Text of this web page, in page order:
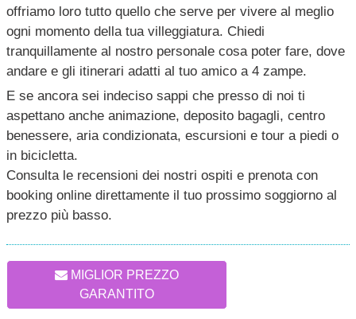
offriamo loro tutto quello che serve per vivere al meglio
ogni momento della tua villeggiatura. Chiedi
tranquillamente al nostro personale cosa poter fare, dove
andare e gli itinerari adatti al tuo amico a 4 zampe.
E se ancora sei indeciso sappi che presso di noi ti
aspettano anche animazione, deposito bagagli, centro
benessere, aria condizionata, escursioni e tour a piedi o
in bicicletta.
Consulta le recensioni dei nostri ospiti e prenota con
booking online direttamente il tuo prossimo soggiorno al
prezzo più basso.
MIGLIOR PREZZO
GARANTITO